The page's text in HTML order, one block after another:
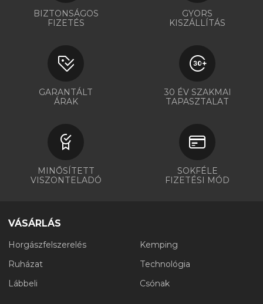
BIZTONSÁGOS
FIZETÉS
GYORS
KISZÁLLÍTÁS
GARANTÁLT
ÁRAK
30 ÉV SZAKMAI
TAPASZTALAT
MINŐSÍTETT
VISZONTELADÓ
SOKFÉLE
FIZETÉSI MÓD
VÁSÁRLÁS
Horgászfelszerelés
Ruházat
Lábbeli
Kemping
Technológia
Csónak